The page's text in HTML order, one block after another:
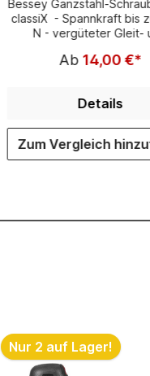
Bessey Ganzstahl-
classiX - Spannkraft bis
N - vergüteter Gleit-
elastisches Spannen
Ab 14,00 €*
Details
Zum Vergleich
Nur 2 auf Lager!